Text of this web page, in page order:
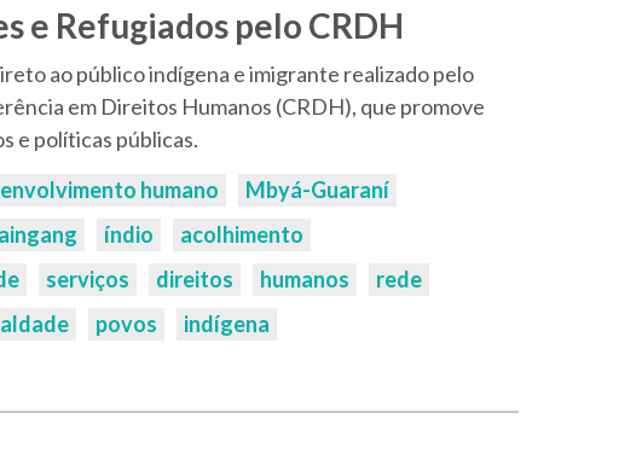
e Refugiados pelo CRDH
ao público indígena e imigrante realizado pelo
em Direitos Humanos (CRDH), que promove
e políticas públicas.
humano
Mbyá-Guaraní
índio
acolhimento
serviços direitos humanos
rede
povos indígena